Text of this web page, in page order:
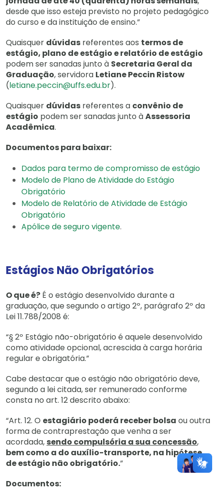
desde que isso esteja previsto no projeto pedagógico
do curso e da instituição de ensino.”
Quaisquer dúvidas referentes aos termos de
estágio, plano de estágio e relatório de estágio
podem ser sanadas junto à Secretaria Geral da
Graduação, servidora Letiane Peccin Ristow
(letiane.peccin@uffs.edu.br).
Quaisquer dúvidas referentes a convênio de
estágio podem ser sanadas junto àAssessoria
Acadêmica.
Documentos para baixar:
Dados para termo de compromisso de estágio
Modelo de Plano de Atividade do Estágio
Obrigatório
Modelo de Relatório de Atividade de Estágio
Obrigatório
Apólice de seguro vigente.
Estágios Não Obrigatórios
O que é? É o estágio desenvolvido durante a
graduação, que segundo o artigo 2º, parágrafo 2º da
Lei 11.788/2008 é:
“§ 2º Estágio não-obrigatório é aquele desenvolvido
como atividade opcional, acrescida à carga horária
regular e obrigatória.”
Cabe destacar que o estágio não obrigatório deve,
segundo a lei citada, ser remunerado conforme
consta no art. 12 descrito abaixo:
“Art. 12. O estagiário poderá receber bolsa ou outra
forma de contraprestação que venha a ser
acordada, sendo compulsória a sua concessão,
bem como a do auxílio-transporte, na hipótese
de estágio não obrigatório.”
Documentos: